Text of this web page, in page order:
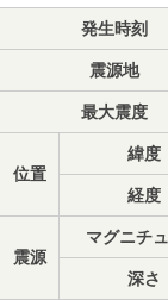
発生時刻
震源地
最大震度
位置
緯度
経度
震源
マグニチ
深さ